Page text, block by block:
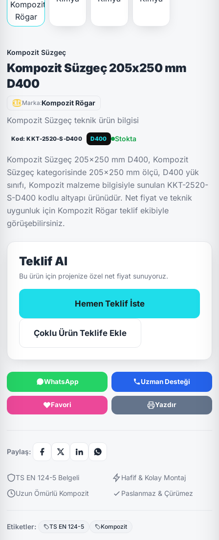
Kompozit Süzgeç
Kompozit Süzgeç 205x250 mm
D400
Marka:Kompozit Rögar
Kompozit Süzgeç teknik ürün bilgisi
Kod: KKT-2520-S-D400 D400 Stokta
Kompozit Süzgeç 205x250 mm D400, Kompozit
Süzgeç kategorisinde 205x250 mm ölçü, D400 yük
sınıfı, Kompozit malzeme bilgisiyle sunulan KKT-2520-
S-D400 kodlu altyapı ürünüdür. Net fiyat ve teknik
uygunluk için Kompozit Rögar teklif ekibiyle
görüşebilirsiniz.
Teklif Al
Bu ürün için projenize özel net fiyat sunuyoruz.
Hemen Teklif İste
Çoklu Ürün Teklife Ekle
WhatsApp Uzman Desteği
Favori Yazdır
Paylaş:
TS EN 124-5 Belgeli
Hafif & Kolay Montaj
Uzun Ömürlü Kompozit
Paslanmaz & Çürümez
Etiketler: TS EN 124-5 Kompozit